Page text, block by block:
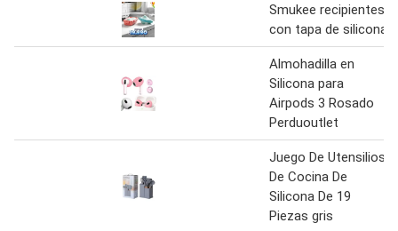
Smukee recipientes
con tapa de silicona
Almohadilla en
Silicona para
Airpods 3 Rosado
Perduoutlet
Juego De Utensilios
De Cocina De
Silicona De 19
Piezas gris